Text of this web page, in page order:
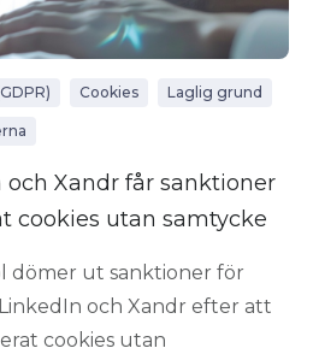
Cookies Laglig grund
och Xandr får sanktioner
cookies utan samtycke
dömer ut sanktioner för
och Xandr efter att
cookies utan